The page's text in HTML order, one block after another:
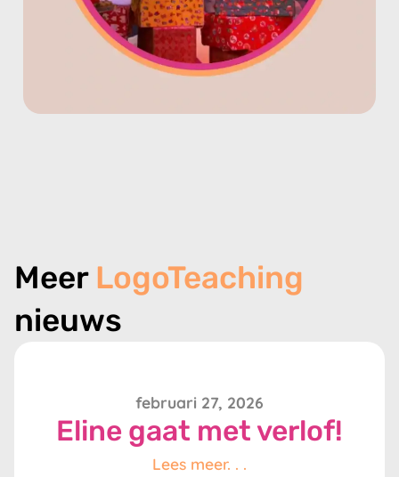
Meer LogoTeaching
nieuws
februari 27, 2026
Eline gaat met verlof!
Lees meer. . .